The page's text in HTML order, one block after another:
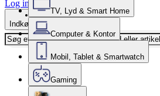
Log ind
Indkøbskurv
TV, Lyd & Smart Home
Computer & Kontor
Mobil, Tablet & Smartwatch
Gaming